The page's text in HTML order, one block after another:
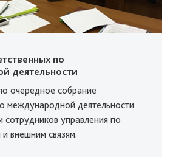
по
деятельности
очередное собрание
международной деятельности
сотрудников управления по
внешним связям.